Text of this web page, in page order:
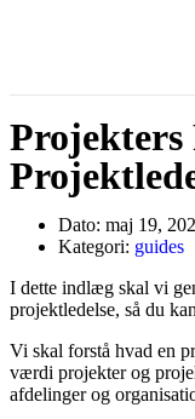
Projekters
Dato: maj 19,
Kategori: guides
I dette indlæg skal vi
projektledelse, så du
Vi skal forstå hvad en
værdi projekter og
afdelinger og